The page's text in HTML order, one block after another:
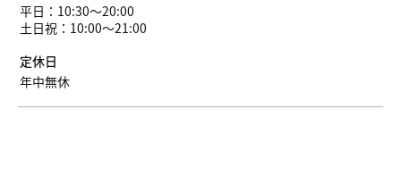
平日：10:30〜20:00
土日祝：10:00〜21:00
定休日
年中無休